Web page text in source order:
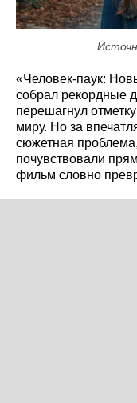
«Человек-паук:
собрал рекордные
перешагнул
миру. Но за
сюжетная
почувствовали
фильм словно